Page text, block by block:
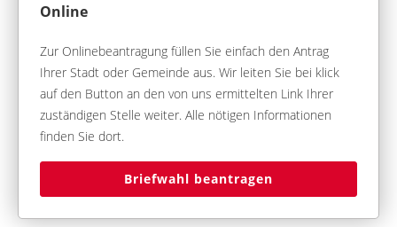
Online
Zur Onlinebeantragung füllen Sie einfach den Antrag
Ihrer Stadt oder Gemeinde aus. Wir leiten Sie bei klick
auf den Button an den von uns ermittelten Link Ihrer
zuständigen Stelle weiter. Alle nötigen Informationen
finden Sie dort.
Briefwahl beantragen